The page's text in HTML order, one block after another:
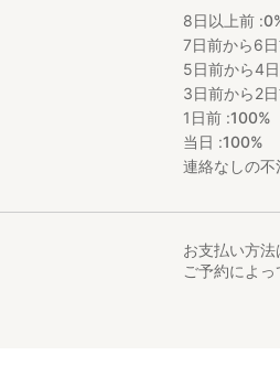
8日以上前 :
7日前から6
5日前から4
3日前から2
1日前 :100%
当日 :100%
連絡なしの
お支払い方
ご予約によっ